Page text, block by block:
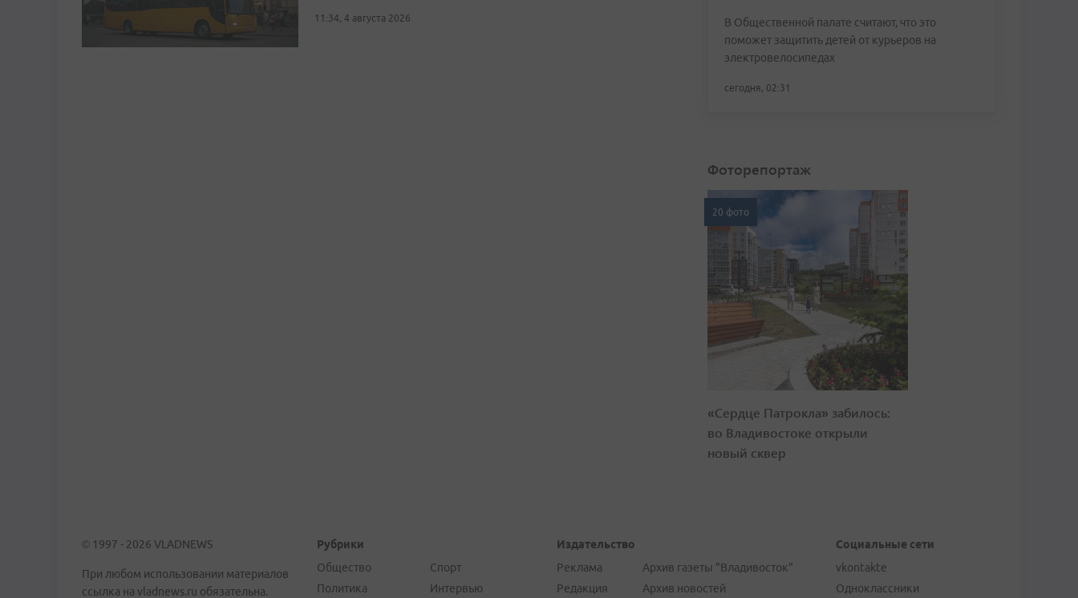
11:34, 4 августа 2026
В Общественной палате считают, что это
поможет защитить детей от курьеров на
электровелосипедах
сегодня, 02:31
Фоторепортаж
20 фото
«Сердце Патрокла» забилось:
во Владивостоке открыли
новый сквер
© 1997 - 2026 VLADNEWS
При любом использовании материалов
ссылка на vladnews.ru обязательна.
Рубрики
Общество
Политика
Спорт
Интервью
Издательство
Реклама
Редакция
Архив газеты "Владивосток"
Архив новостей
Социальные сети
vkontakte
Одноклассники